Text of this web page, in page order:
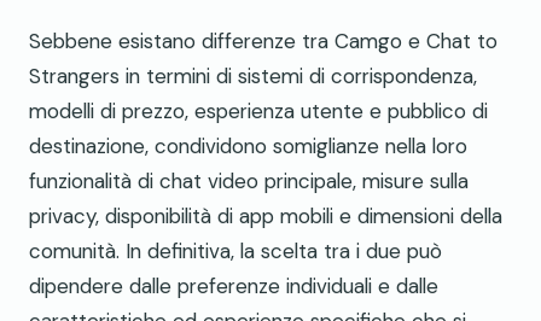
Sebbene esistano differenze tra Camgo e Chat to
Strangers in termini di sistemi di corrispondenza,
modelli di prezzo, esperienza utente e pubblico di
destinazione, condividono somiglianze nella loro
funzionalità di chat video principale, misure sulla
privacy, disponibilità di app mobili e dimensioni della
comunità. In definitiva, la scelta tra i due può
dipendere dalle preferenze individuali e dalle